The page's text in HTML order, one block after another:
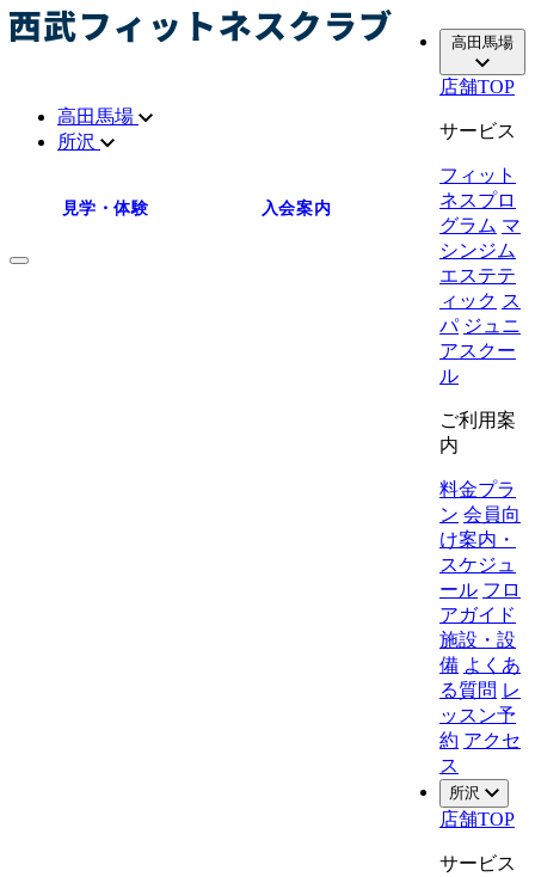
高田馬場
所沢
見学・体験 入会案内
高田馬場
店舗TOP
サービス
フィット
ネスプロ
グラム マ
シンジム
エステテ
ィック ス
パ ジュニ
アスクー
ル
ご利用案
内
料金プラ
ン 会員向
け案内・
スケジュ
ール フロ
アガイド
施設・設
備 よくあ
る質問 レ
ッスン予
約 アクセ
ス
所沢
店舗TOP
サービス